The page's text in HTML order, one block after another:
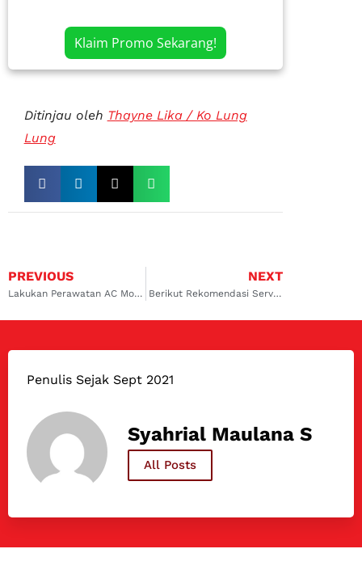
Klaim Promo Sekarang!
Ditinjau oleh Thayne Lika / Ko Lung
Lung
PREVIOUS
Lakukan Perawatan AC Mobil Berkala, Pastikan Cek 7 Hal Ini!
NEXT
Berikut Rekomendasi Service AC Mobil Terbaik di Jakarta Utara!
Penulis Sejak Sept 2021
Syahrial Maulana S
All Posts